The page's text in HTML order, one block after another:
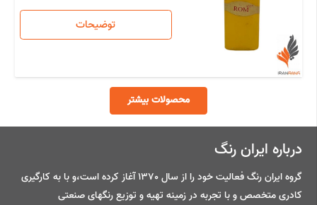
توضیحات
محصولات بیشتر
درباره ایران رنگ
گروه ایران رنگ فعالیت خود را از سال 1370 آغاز کرده است،و با به کارگیری
کادری متخصص و با تجربه در زمینه تهیه و توزیع رنگهای صنعتی